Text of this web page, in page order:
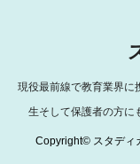
現役最前線で教育業界に
生そして保護者の方に
Copyright© スタディ